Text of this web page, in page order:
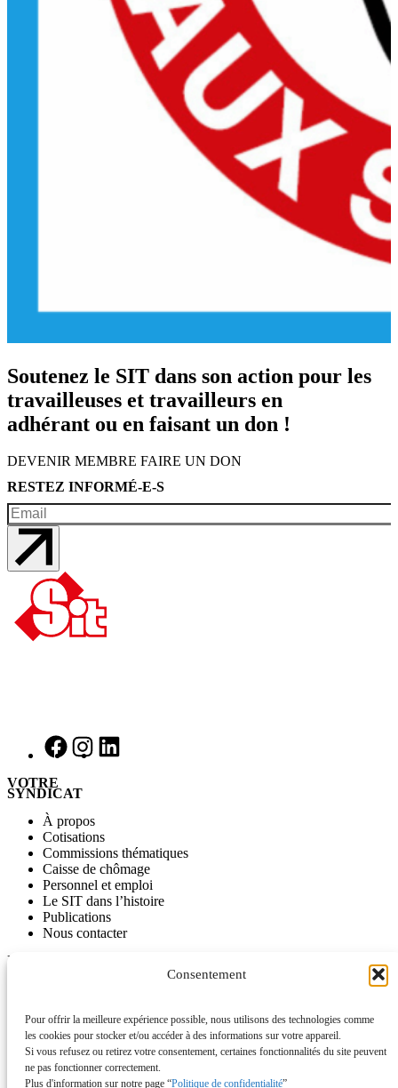
Consentement
Pour offrir la meilleure expérience possible, nous utilisons des technologies comme
les cookies pour stocker et/ou accéder à des informations sur votre appareil.
Si vous refusez ou retirez votre consentement, certaines fonctionnalités du site peuvent
ne pas fonctionner correctement.
Plus d'information sur notre page “Politique de confidentialité”
Soutenez le SIT dans son action pour les
travailleuses et travailleurs en
adhérant ou en faisant un don !
DEVENIR MEMBRE FAIRE UN DON
RESTEZ INFORMÉ-E-S
VOTRE
SYNDICAT
À propos
Cotisations
Commissions thématiques
Caisse de chômage
Personnel et emploi
Le SIT dans l’histoire
Publications
Nous contacter
INFORMATIONS
Nos vidéos
L’ancien site du SIT disponible comme archive
ACTUALITÉS